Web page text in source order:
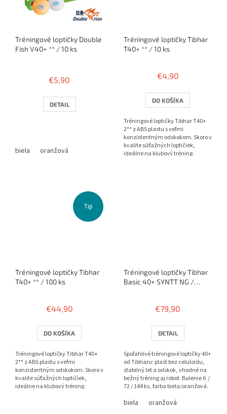
Tréningové loptičky Double
Fish V40+ ** / 10 ks
produktu
3,8
z
€5,90
DETAIL
biela oranžová
Tréningové loptičky Tibhar
T40+ ** / 10 ks
€4,90
DO KOŠÍKA
Tréningové loptičky Tibhar T40+
2** z ABS plastu s veľmi
konzistentným odskokom. Skoro v
kvalite súťažných loptičiek,
ideálne na klubový tréning.
Tip
Tréningové loptičky Tibhar
T40+ ** / 100 ks
€44,90
DO KOŠÍKA
Tréningové loptičky Tibhar T40+
2** z ABS plastu s veľmi
konzistentným odskokom. Skoro v
kvalite súťažných loptičiek,
ideálne na klubový tréning.
Tréningové loptičky Tibhar
Basic 40+ SYNTT NG /
€79,90
DETAIL
Spoľahlivé tréningové loptičky 40+
od Tibharu: plast bez celuloidu,
stabilný let a odskok, vhodné na
bežný tréning aj robot. Balenie 6 /
72 / 144 ks, farba biela/oranžová.
biela oranžová